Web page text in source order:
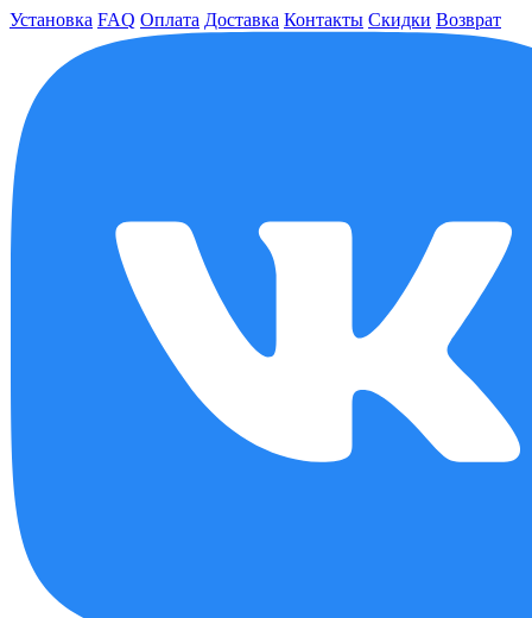
Установка FAQ Оплата Доставка Контакты Скидки Возврат